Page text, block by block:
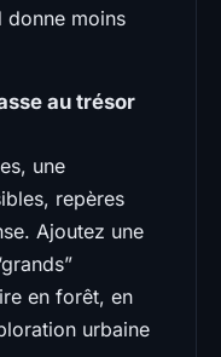
donne moins
au trésor
une
repères
Ajoutez une
en forêt, en
urbaine